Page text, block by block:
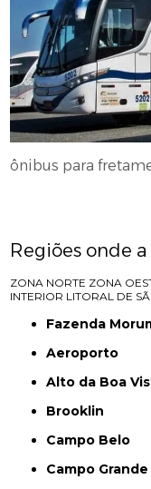
ônibus para
Regiões onde
ZONA NORTE ZONA
INTERIOR LITORAL DE
Fazenda
Aeroporto
Alto da Boa
Brooklin
Campo Belo
Campo Grande